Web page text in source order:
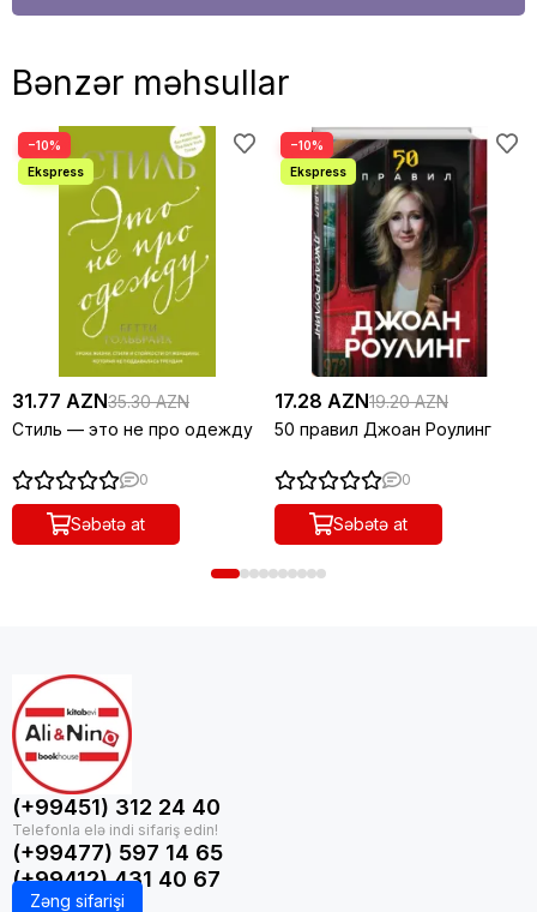
Bənzər məhsullar
−10%
31.77 AZN35.30 AZN
Стиль — это не про одежду
0
Səbətə at
−10%
17.28 AZN19.20 AZN
50 правил Джоан Роулинг
0
Səbətə at
(+99451) 312 24 40
(+99477) 597 14 65
(+99412) 431 40 67
Zəng sifarişi